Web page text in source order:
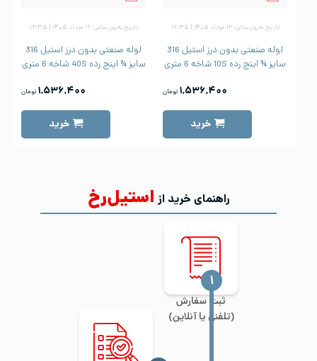
تاریخ به‌روزرسانی: ۱۲ مرداد ۱۴۰۵ | ۱۶:۳۵
لوله صنعتی بدون درز استیل 316
سایز ¾ اینچ رده 10S شاخه 6 متری
۱,۵۳۶,۴۰۰ تومان
خرید
تاریخ به‌روزرسانی: ۱۲ مرداد ۱۴۰۵ | ۱۶:۳۵
لوله صنعتی بدون درز استیل 316
سایز ¾ اینچ رده 40S شاخه 6 متری
۱,۵۳۶,۴۰۰ تومان
خرید
راهنمای خرید از استیل‌رخ
ثبت سفارش
(تلفنی یا آنلاین)
‍۱